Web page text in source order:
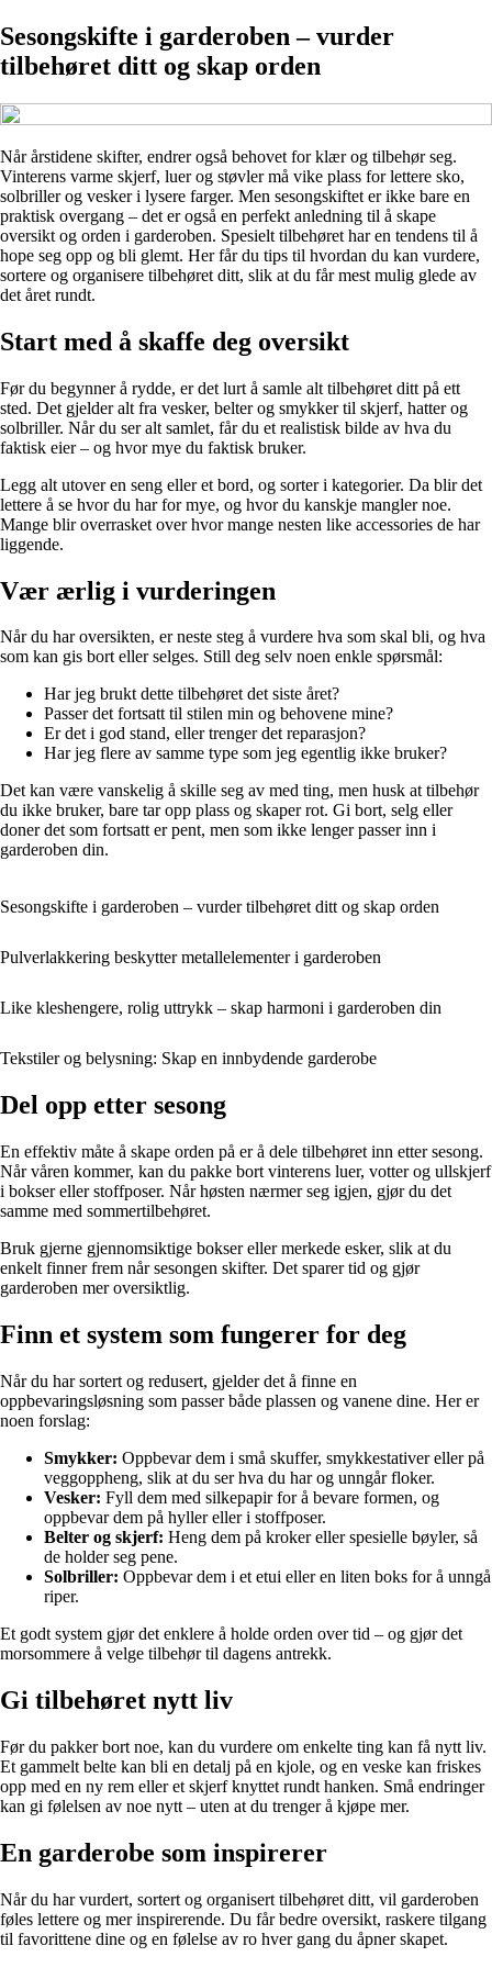
Sesongskifte i garderoben – vurder
tilbehøret ditt og skap orden
Når årstidene skifter, endrer også behovet for klær og tilbehør seg.
Vinterens varme skjerf, luer og støvler må vike plass for lettere sko,
solbriller og vesker i lysere farger. Men sesongskiftet er ikke bare en
praktisk overgang – det er også en perfekt anledning til å skape
oversikt og orden i garderoben. Spesielt tilbehøret har en tendens til å
hope seg opp og bli glemt. Her får du tips til hvordan du kan vurdere,
sortere og organisere tilbehøret ditt, slik at du får mest mulig glede av
det året rundt.
Start med å skaffe deg oversikt
Før du begynner å rydde, er det lurt å samle alt tilbehøret ditt på ett
sted. Det gjelder alt fra vesker, belter og smykker til skjerf, hatter og
solbriller. Når du ser alt samlet, får du et realistisk bilde av hva du
faktisk eier – og hvor mye du faktisk bruker.
Legg alt utover en seng eller et bord, og sorter i kategorier. Da blir det
lettere å se hvor du har for mye, og hvor du kanskje mangler noe.
Mange blir overrasket over hvor mange nesten like accessories de har
liggende.
Vær ærlig i vurderingen
Når du har oversikten, er neste steg å vurdere hva som skal bli, og hva
som kan gis bort eller selges. Still deg selv noen enkle spørsmål:
Har jeg brukt dette tilbehøret det siste året?
Passer det fortsatt til stilen min og behovene mine?
Er det i god stand, eller trenger det reparasjon?
Har jeg flere av samme type som jeg egentlig ikke bruker?
Det kan være vanskelig å skille seg av med ting, men husk at tilbehør
du ikke bruker, bare tar opp plass og skaper rot. Gi bort, selg eller
doner det som fortsatt er pent, men som ikke lenger passer inn i
garderoben din.
Sesongskifte i garderoben – vurder tilbehøret ditt og skap orden
Pulverlakkering beskytter metallelementer i garderoben
Like kleshengere, rolig uttrykk – skap harmoni i garderoben din
Tekstiler og belysning: Skap en innbydende garderobe
Del opp etter sesong
En effektiv måte å skape orden på er å dele tilbehøret inn etter sesong.
Når våren kommer, kan du pakke bort vinterens luer, votter og ullskjerf
i bokser eller stoffposer. Når høsten nærmer seg igjen, gjør du det
samme med sommertilbehøret.
Bruk gjerne gjennomsiktige bokser eller merkede esker, slik at du
enkelt finner frem når sesongen skifter. Det sparer tid og gjør
garderoben mer oversiktlig.
Finn et system som fungerer for deg
Når du har sortert og redusert, gjelder det å finne en
oppbevaringsløsning som passer både plassen og vanene dine. Her er
noen forslag:
Smykker: Oppbevar dem i små skuffer, smykkestativer eller på
veggoppheng, slik at du ser hva du har og unngår floker.
Vesker: Fyll dem med silkepapir for å bevare formen, og
oppbevar dem på hyller eller i stoffposer.
Belter og skjerf: Heng dem på kroker eller spesielle bøyler, så
de holder seg pene.
Solbriller: Oppbevar dem i et etui eller en liten boks for å unngå
riper.
Et godt system gjør det enklere å holde orden over tid – og gjør det
morsommere å velge tilbehør til dagens antrekk.
Gi tilbehøret nytt liv
Før du pakker bort noe, kan du vurdere om enkelte ting kan få nytt liv.
Et gammelt belte kan bli en detalj på en kjole, og en veske kan friskes
opp med en ny rem eller et skjerf knyttet rundt hanken. Små endringer
kan gi følelsen av noe nytt – uten at du trenger å kjøpe mer.
En garderobe som inspirerer
Når du har vurdert, sortert og organisert tilbehøret ditt, vil garderoben
føles lettere og mer inspirerende. Du får bedre oversikt, raskere tilgang
til favorittene dine og en følelse av ro hver gang du åpner skapet.